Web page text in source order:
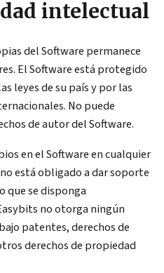
intelectual
del Software permanece
El Software está protegido
leyes de su país y por las
No puede
de autor del Software.
en el Software en cualquier
está obligado a dar soporte
que se disponga
no otorga ningún
patentes, derechos de
derechos de propiedad